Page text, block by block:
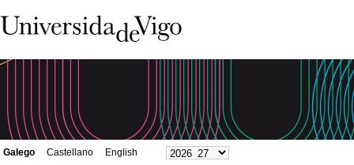
Galego Castellano English